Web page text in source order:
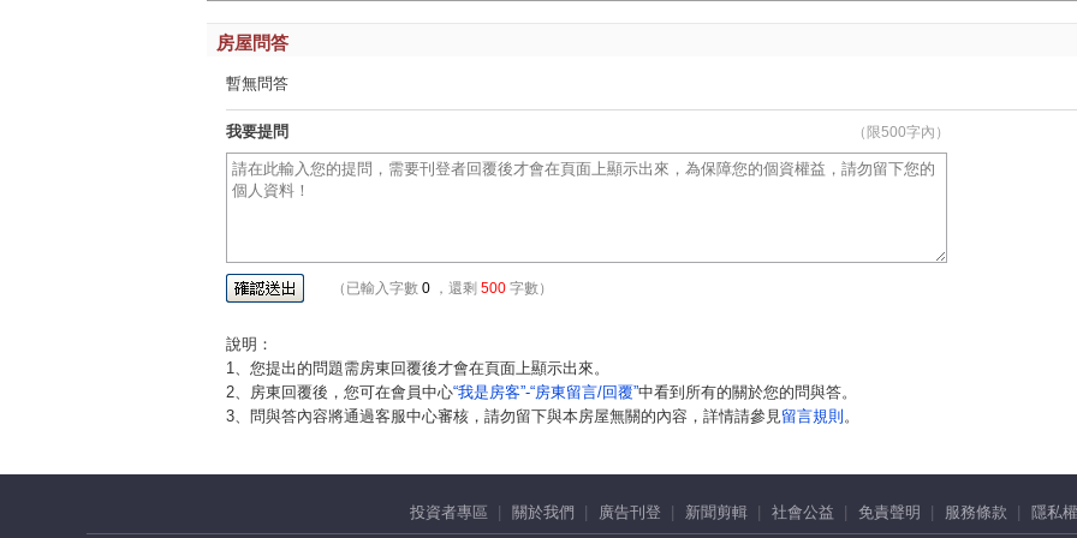
房屋問答
暫無問答
我要提問 （限500字內）
（已輸入字數 0 ，還剩 500 字數）
說明：
1、您提出的問題需房東回覆後才會在頁面上顯示出來。
2、房東回覆後，您可在會員中心“我是房客”-“房東留言/回覆”中看到所有的關於您的問與答。
3、問與答內容將通過客服中心審核，請勿留下與本房屋無關的內容，詳情請參見留言規則 。
投資者專區 關於我們 廣告刊登 新聞剪輯 社會公益 免責聲明 服務條款 隱私